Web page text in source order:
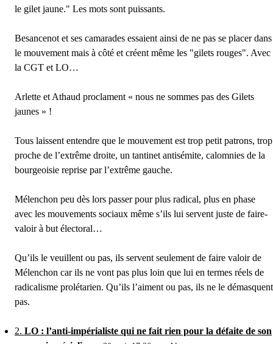
le gilet jaune." Les mots sont puissants.
Besancenot et ses camarades essaient ainsi de ne pas se placer dans
le mouvement mais à côté et créent même les "gilets rouges". Avec
la CGT et LO…
Arlette et Athaud proclament « nous ne sommes pas des Gilets
jaunes » !
Tous laissent entendre que le mouvement est trop petit patrons, trop
proche de l’extrême droite, un tantinet antisémite, calomnies de la
bourgeoisie reprise par l’extrême gauche.
Mélenchon peu dès lors passer pour plus radical, plus en phase
avec les mouvements sociaux même s’ils lui servent juste de faire-
valoir à but électoral…
Qu’ils le veuillent ou pas, ils servent seulement de faire valoir de
Mélenchon car ils ne vont pas plus loin que lui en termes réels de
radicalisme prolétarien. Qu’ils l’aiment ou pas, ils ne le démasquent
pas.
2. LO : l’anti-impérialiste qui ne fait rien pour la défaite de son